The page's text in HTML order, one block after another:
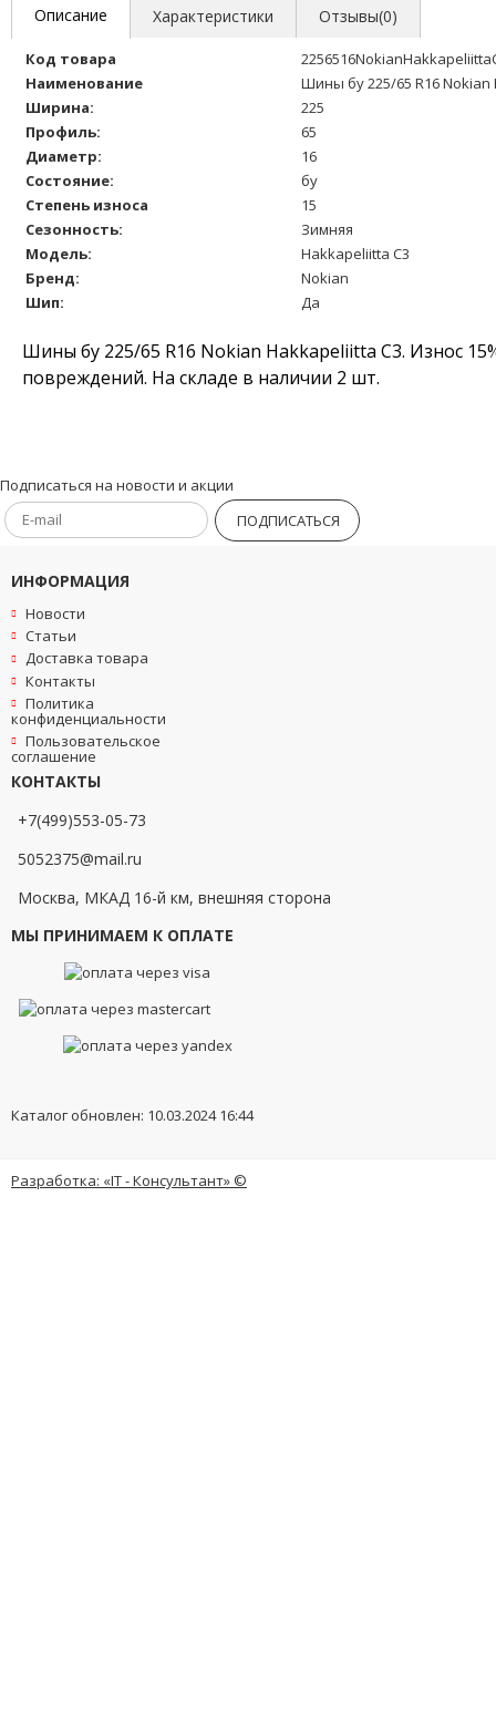
Описание Характеристики Отзывы(0)
Код товара
Наименование
Шины бу 225/65 R16 Nokian
Ширина:
225
Профиль:
65
Диаметр:
16
Состояние:
бу
Степень износа
15
Сезонность:
Зимняя
Модель:
Hakkapeliitta C3
Бренд:
Nokian
Шип:
Да
Шины бу 225/65 R16 Nokian Hakkapeliitta C3. Износ
повреждений. На складе в наличии 2 шт.
Подписаться на новости и акции
ПОДПИСАТЬСЯ
ИНФОРМАЦИЯ
Новости
Статьи
Доставка товара
Контакты
Политика
конфиденциальности
Пользовательское
соглашение
КОНТАКТЫ
+7(499)553-05-73
5052375@mail.ru
Москва, МКАД 16-й км, внешняя сторона
МЫ ПРИНИМАЕМ К ОПЛАТЕ
Каталог обновлен: 10.03.2024 16:44
Разработка: «IT - Консультант» ©